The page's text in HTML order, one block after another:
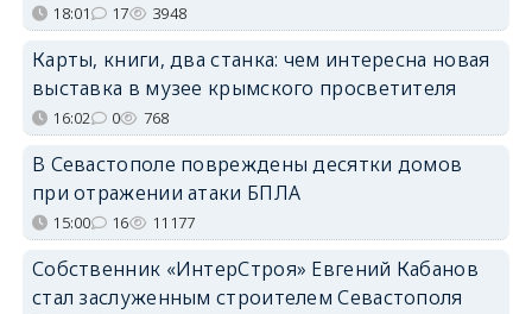
18:01 17 3948
Карты, книги, два станка: чем интересна новая
выставка в музее крымского просветителя
16:02 0 768
В Севастополе повреждены десятки домов
при отражении атаки БПЛА
15:00 16 11177
Собственник «ИнтерСтроя» Евгений Кабанов
стал заслуженным строителем Севастополя